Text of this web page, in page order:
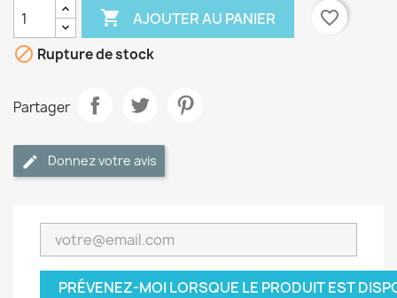
 AJOUTER AU PANIER
favorite_border
 Rupture de stock
Partager
Donnez votre avis
PRÉVENEZ-MOI LORSQUE LE PRODUIT EST